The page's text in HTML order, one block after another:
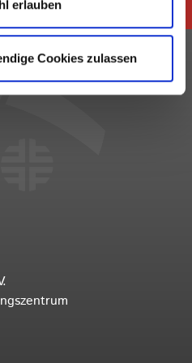
erlauben
Cookies zulassen